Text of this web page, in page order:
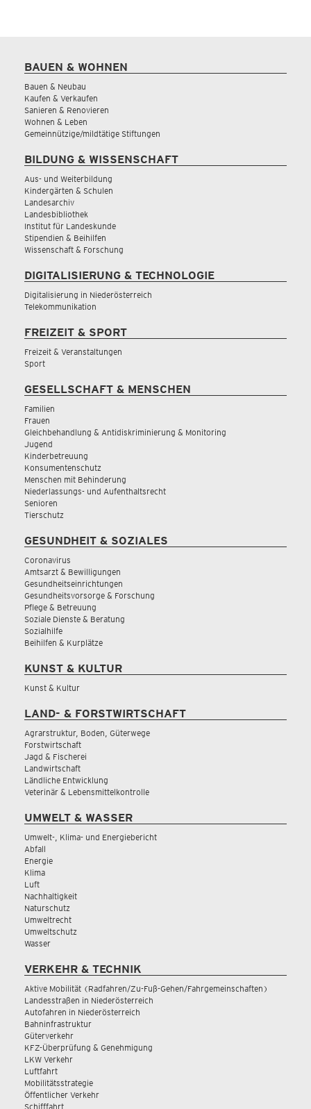
BAUEN & WOHNEN
Bauen & Neubau
Kaufen & Verkaufen
Sanieren & Renovieren
Wohnen & Leben
Gemeinnützige/mildtätige Stiftungen
BILDUNG & WISSENSCHAFT
Aus- und Weiterbildung
Kindergärten & Schulen
Landesarchiv
Landesbibliothek
Institut für Landeskunde
Stipendien & Beihilfen
Wissenschaft & Forschung
DIGITALISIERUNG & TECHNOLOGIE
Digitalisierung in Niederösterreich
Telekommunikation
FREIZEIT & SPORT
Freizeit & Veranstaltungen
Sport
GESELLSCHAFT & MENSCHEN
Familien
Frauen
Gleichbehandlung & Antidiskriminierung & Monitoring
Jugend
Kinderbetreuung
Konsumentenschutz
Menschen mit Behinderung
Niederlassungs- und Aufenthaltsrecht
Senioren
Tierschutz
GESUNDHEIT & SOZIALES
Coronavirus
Amtsarzt & Bewilligungen
Gesundheitseinrichtungen
Gesundheitsvorsorge & Forschung
Pflege & Betreuung
Soziale Dienste & Beratung
Sozialhilfe
Beihilfen & Kurplätze
KUNST & KULTUR
Kunst & Kultur
LAND- & FORSTWIRTSCHAFT
Agrarstruktur, Boden, Güterwege
Forstwirtschaft
Jagd & Fischerei
Landwirtschaft
Ländliche Entwicklung
Veterinär & Lebensmittelkontrolle
UMWELT & WASSER
Umwelt-, Klima- und Energiebericht
Abfall
Energie
Klima
Luft
Nachhaltigkeit
Naturschutz
Umweltrecht
Umweltschutz
Wasser
VERKEHR & TECHNIK
Aktive Mobilität (Radfahren/Zu-Fuß-Gehen/Fahrgemeinschaften)
Landesstraßen in Niederösterreich
Autofahren in Niederösterreich
Bahninfrastruktur
Güterverkehr
KFZ-Überprüfung & Genehmigung
LKW Verkehr
Luftfahrt
Mobilitätsstrategie
Öffentlicher Verkehr
Schifffahrt